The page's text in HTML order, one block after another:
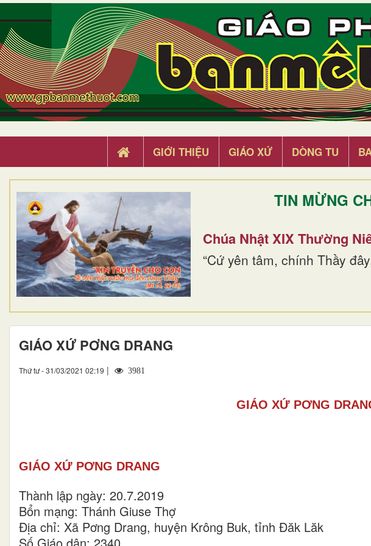
GIỚI THIỆU GIÁO XỨ DÒNG TU
TIN MỪNG
Chúa Nhật XIX Thường
“Cứ yên tâm, chính Thầy
GIÁO XỨ PƠNG DRANG
Thứ tư - 31/03/2021 02:19 | 3981
GIÁO XỨ PƠNG
GIÁO XỨ PƠNG DRANG
Thành lập ngày: 20.7.2019
Bổn mạng: Thánh Giuse Thợ
Địa chỉ: Xã Pơng Drang, huyện Krông Buk, tỉnh Đăk Lăk
Số Giáo dân: 2340